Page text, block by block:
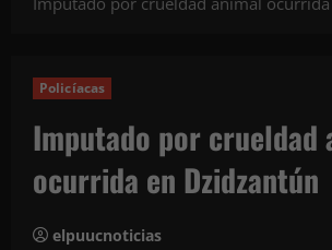
Policíacas
Imputado por crueldad
ocurrida en Dzidzantún
elpuucnoticias